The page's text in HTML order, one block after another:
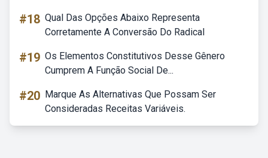
#18 Qual Das Opções Abaixo Representa
Corretamente A Conversão Do Radical
#19 Os Elementos Constitutivos Desse Gênero
Cumprem A Função Social De...
#20 Marque As Alternativas Que Possam Ser
Consideradas Receitas Variáveis.